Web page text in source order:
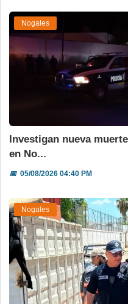
Nogales
Investigan nueva
en No...
📅05/08/2026 04:40 PM
Nogales